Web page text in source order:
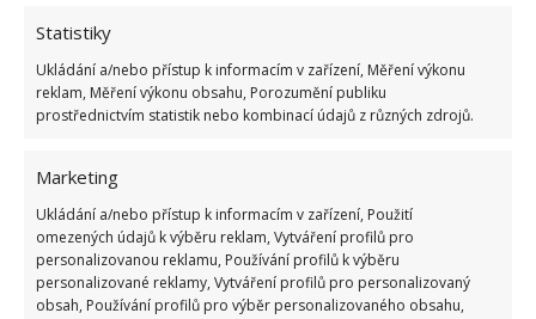
Statistiky
Ukládání a/nebo přístup k informacím v zařízení, Měření výkonu
reklam, Měření výkonu obsahu, Porozumění publiku
prostřednictvím statistik nebo kombinací údajů z různých zdrojů.
Marketing
Ukládání a/nebo přístup k informacím v zařízení, Použití
omezených údajů k výběru reklam, Vytváření profilů pro
personalizovanou reklamu, Používání profilů k výběru
personalizované reklamy, Vytváření profilů pro personalizovaný
obsah, Používání profilů pro výběr personalizovaného obsahu,
Každý jí závidí
A ti, co jí od koupě odrazovali, jí jenom závidí. Když
a když se sečetli náklady na rekonstrukci, vznikla
částka, za kterou by se takto velký byt v centru
Londýna nikdy nepořídil. Je vidět, že když má někdo
sen, představu a plány, jde si za nimi, tak by se